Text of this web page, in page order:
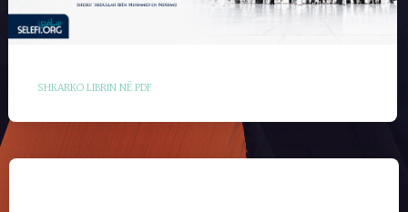
SHKARKO LIBRIN NË PDF